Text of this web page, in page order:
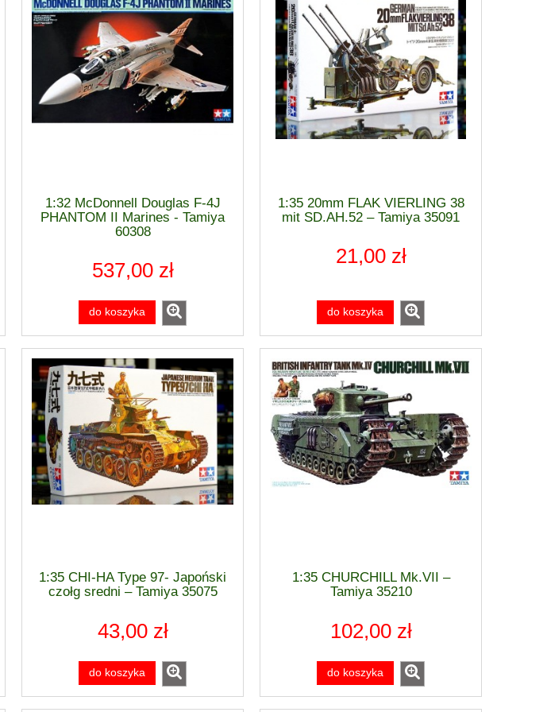
1:32 McDonnell Douglas F-4J
PHANTOM II Marines - Tamiya
60308
537,00 zł
do koszyka
1:35 20mm FLAK VIERLING 38
mit SD.AH.52 – Tamiya 35091
21,00 zł
do koszyka
1:35 CHI-HA Type 97- Japoński
czołg sredni – Tamiya 35075
43,00 zł
do koszyka
1:35 CHURCHILL Mk.VII –
Tamiya 35210
102,00 zł
do koszyka